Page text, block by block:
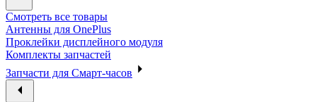
Смотреть все товары
Антенны для OnePlus
Проклейки дисплейного модуля
Комплекты запчастей
Запчасти для Смарт-часов